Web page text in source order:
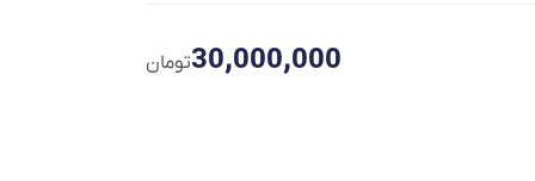
30,000,000تومان